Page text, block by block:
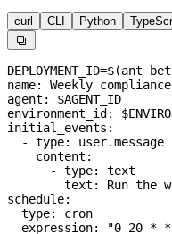
curl CLI Python

DEPLOYMENT_ID=$(ant
name: Weekly
agent: $AGENT_ID
environment_id:
initial_events:
  - type: user.message
    content:
      - type: text
text: Run the
schedule:
  type: cron
expression: "0 20 *